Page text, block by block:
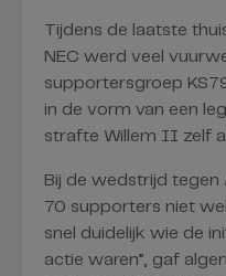
Tijdens de laatste
NEC werd veel
supportersgroep
in de vorm van een
strafte Willem II zelf al.
Bij de wedstrijd tegen
70 supporters niet
snel duidelijk wie de
actie waren”, gaf